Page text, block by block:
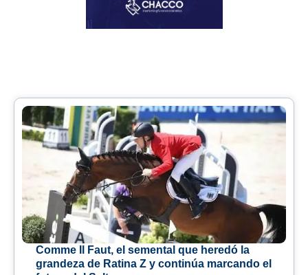
Comme Il Faut, el semental que heredó la
grandeza de Ratina Z y continúa marcando el